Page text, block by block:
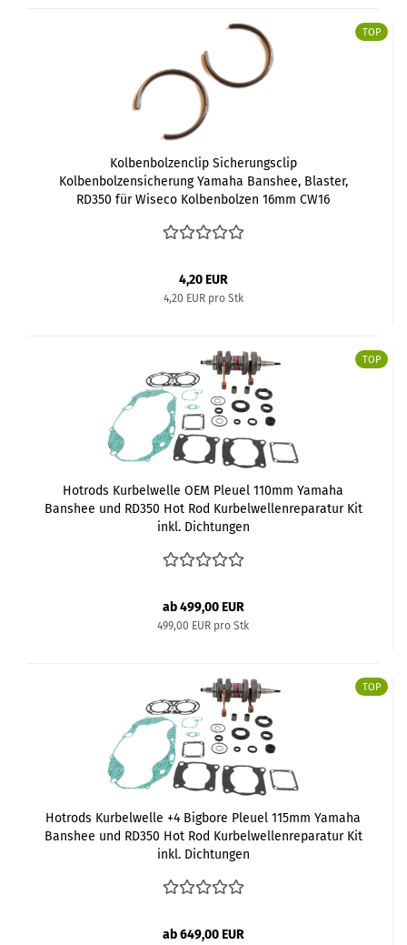
TOP
Kolbenbolzenclip Sicherungsclip
Kolbenbolzensicherung Yamaha Banshee, Blaster,
RD350 für Wiseco Kolbenbolzen 16mm CW16
4,20 EUR
4,20 EUR pro Stk
TOP
Hotrods Kurbelwelle OEM Pleuel 110mm Yamaha
Banshee und RD350 Hot Rod Kurbelwellenreparatur Kit
inkl. Dichtungen
ab 499,00 EUR
499,00 EUR pro Stk
TOP
Hotrods Kurbelwelle +4 Bigbore Pleuel 115mm Yamaha
Banshee und RD350 Hot Rod Kurbelwellenreparatur Kit
inkl. Dichtungen
ab 649,00 EUR